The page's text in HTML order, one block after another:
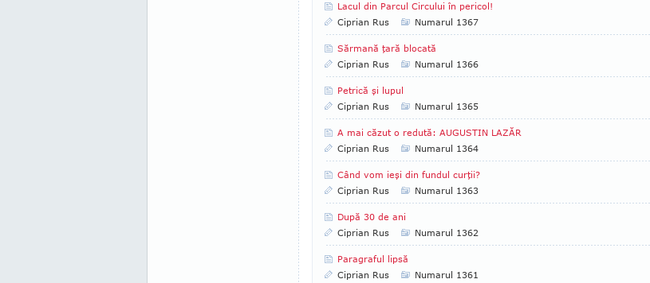
Lacul din Parcul Circului în pericol!
Ciprian Rus
Numarul 1367
Sărmană ţară blocată
Ciprian Rus
Numarul 1366
Petrică şi lupul
Ciprian Rus
Numarul 1365
A mai căzut o redută: AUGUSTIN LAZĂR
Ciprian Rus
Numarul 1364
Când vom ieşi din fundul curţii?
Ciprian Rus
Numarul 1363
După 30 de ani
Ciprian Rus
Numarul 1362
Paragraful lipsă
Ciprian Rus
Numarul 1361